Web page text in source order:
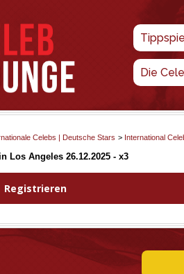
Die
Celebs | Deutsche Stars > International
Los Angeles 26.12.2025 - x3
Registrieren